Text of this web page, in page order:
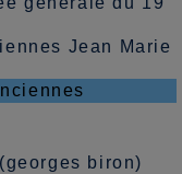
Jean Marie
biron)